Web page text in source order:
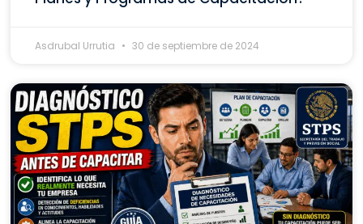
Asdrubal Urrutia 30 de septiembre de 2024